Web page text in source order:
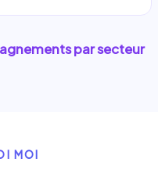
par secteur
MOI